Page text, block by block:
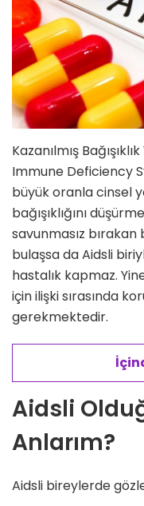
Kazanılmış
Immune Deficiency
büyük oranla cinsel
bağışıklığını
savunmasız bırakan
bulaşsa da Aidsli
hastalık kapmaz.
için ilişki sırasında
gerekmektedir.
Aidsli
Anlarım?
Aidsli bireylerde